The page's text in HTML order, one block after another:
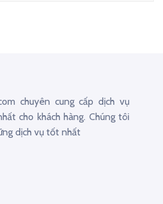
chuyên cung cấp dịch vụ
cho khách hàng. Chúng tôi
dịch vụ tốt nhất